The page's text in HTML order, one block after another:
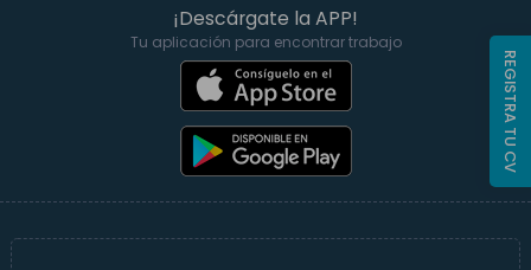
¡Descárgate la APP!
Tu aplicación para encontrar trabajo
REGISTRA TU CV